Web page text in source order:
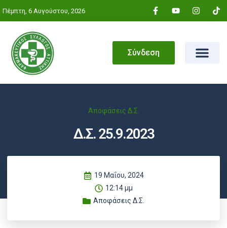
Πέμπτη, 6 Αυγούστου, 2026
Σύνδεση
Αποφάσεις Δ.Σ.
Δ.Σ. 25.9.2023
19 Μαΐου, 2024
12:14 μμ
Αποφάσεις Δ.Σ.